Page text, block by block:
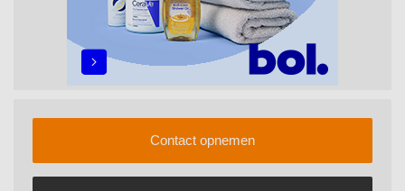
Contact opnemen